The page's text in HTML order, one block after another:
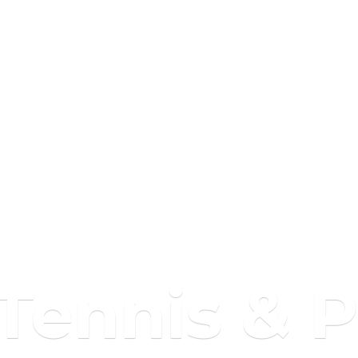
&